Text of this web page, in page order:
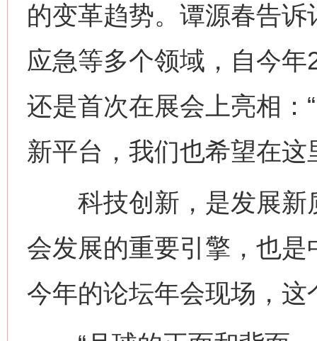
的变革趋势。谭源春告
应急等多个领域，自今
还是首次在展会上亮相：
新平台，我们也希望在
科技创新，是发展新
会发展的重要引擎，也
今年的论坛年会现场，